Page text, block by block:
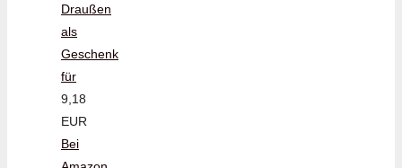
Draußen
als
Geschenk
für
9,18
EUR
Bei